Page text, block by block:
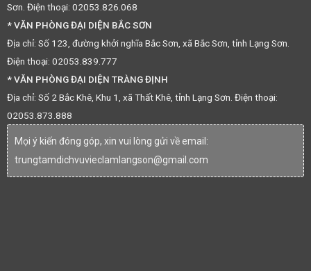
Sơn. Điện thoại: 02053.826.068
* VĂN PHÒNG ĐẠI DIỆN BẮC SƠN
Địa chỉ: Số 123, đường khởi nghĩa Bắc Sơn, xã Bắc Sơn, tỉnh Lạng Sơn.
Điện thoại: 02053.839.777
* VĂN PHÒNG ĐẠI DIỆN TRÀNG ĐỊNH
Địa chỉ: Số 2 Bắc Khê, Khu 1, xã Thất Khê, tỉnh Lạng Sơn. Điện thoại:
02053.873.888
Mọi ý kiến đóng góp, xin vui lòng gửi về email:
trungtamdichvuvieclamlangson@gmail.com